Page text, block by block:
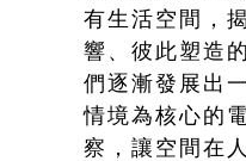
有生活空間，
響、彼此塑造
們逐漸發展出
情境為核心的
察，讓空間在